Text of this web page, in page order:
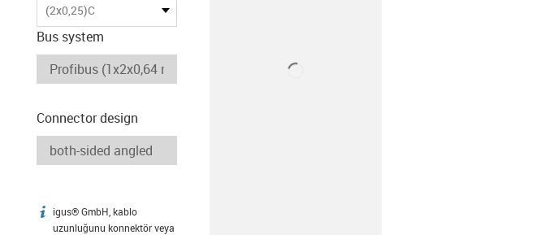
(2x0,25)C
Bus system
Connector design
igus-icon-info
igus® GmbH, kablo
uzunluğunu konnektör veya